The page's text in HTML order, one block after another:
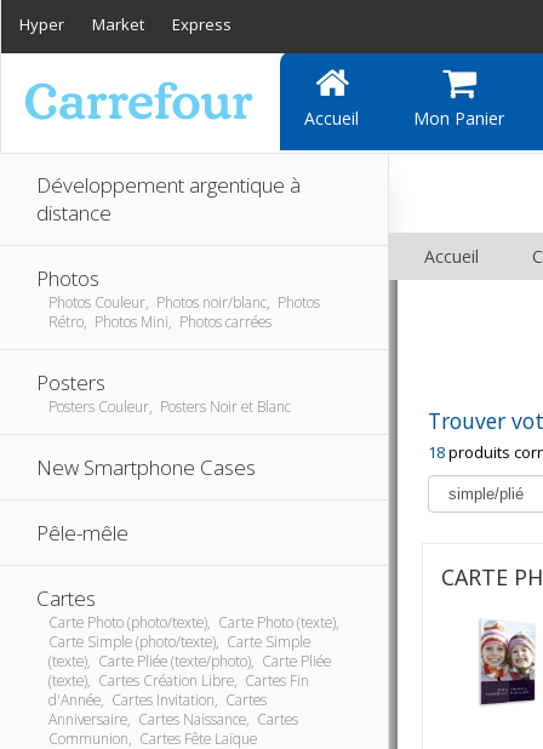
Hyper Market Express
Accueil Mon Panier
Développement argentique à
distance
Photos
Photos Couleur, Photos noir/blanc, Photos
Rétro, Photos Mini, Photos carrées
Posters
Posters Couleur, Posters Noir et Blanc
New Smartphone Cases
Pêle-mêle
Cartes
Carte Photo (photo/texte), Carte Photo (texte),
Carte Simple (photo/texte), Carte Simple
(texte), Carte Pliée (texte/photo), Carte Pliée
(texte), Cartes Création Libre, Cartes Fin
d'Année, Cartes Invitation, Cartes
Anniversaire, Cartes Naissance, Cartes
Communion, Cartes Fête Laïque
Accueil
Trouver
18produits
CARTE